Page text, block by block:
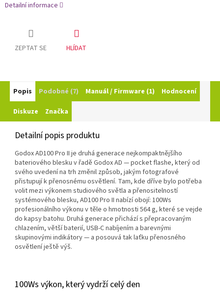
Detailní informace
ZEPTAT SE HLÍDAT
Popis Podobné (7) Manuál / Firmware (1) Hodnocení
Diskuze Značka
Detailní popis produktu
Godox AD100 Pro II je druhá generace nejkompaktnějšího
bateriového blesku v řadě Godox AD — pocket flashe, který od
svého uvedení na trh změnil způsob, jakým fotografové
přistupují k přenosnému osvětlení. Tam, kde dříve bylo potřeba
volit mezi výkonem studiového světla a přenositelností
systémového blesku, AD100 Pro II nabízí obojí: 100Ws
profesionálního výkonu v těle o hmotnosti 564 g, které se vejde
do kapsy batohu. Druhá generace přichází s přepracovaným
chlazením, větší baterií, USB-C nabíjením a barevnými
skupinovými indikátory — a posouvá tak laťku přenosného
osvětlení ještě výš.
100Ws výkon, který vydrží celý den